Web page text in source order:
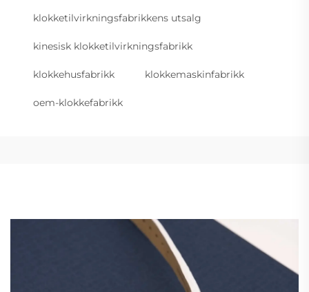
klokketilvirkningsfabrikkens utsalg
kinesisk klokketilvirkningsfabrikk
klokkehusfabrikk klokkemaskinfabrikk
oem-klokkefabrikk